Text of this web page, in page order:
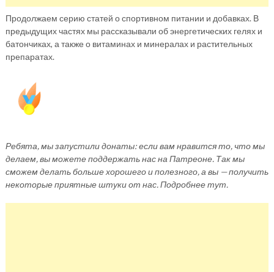
Продолжаем серию статей о спортивном питании и добавках. В
предыдущих частях мы рассказывали об энергетических гелях и
батончиках, а также о витаминах и минералах и растительных
препаратах.
Ребята, мы запустили донаты: если вам нравится то, что мы
делаем, вы можете поддержать нас на Патреоне. Так мы
сможем делать больше хорошего и полезного, а вы — получить
некоторые приятные штуки от нас. Подробнее тут.